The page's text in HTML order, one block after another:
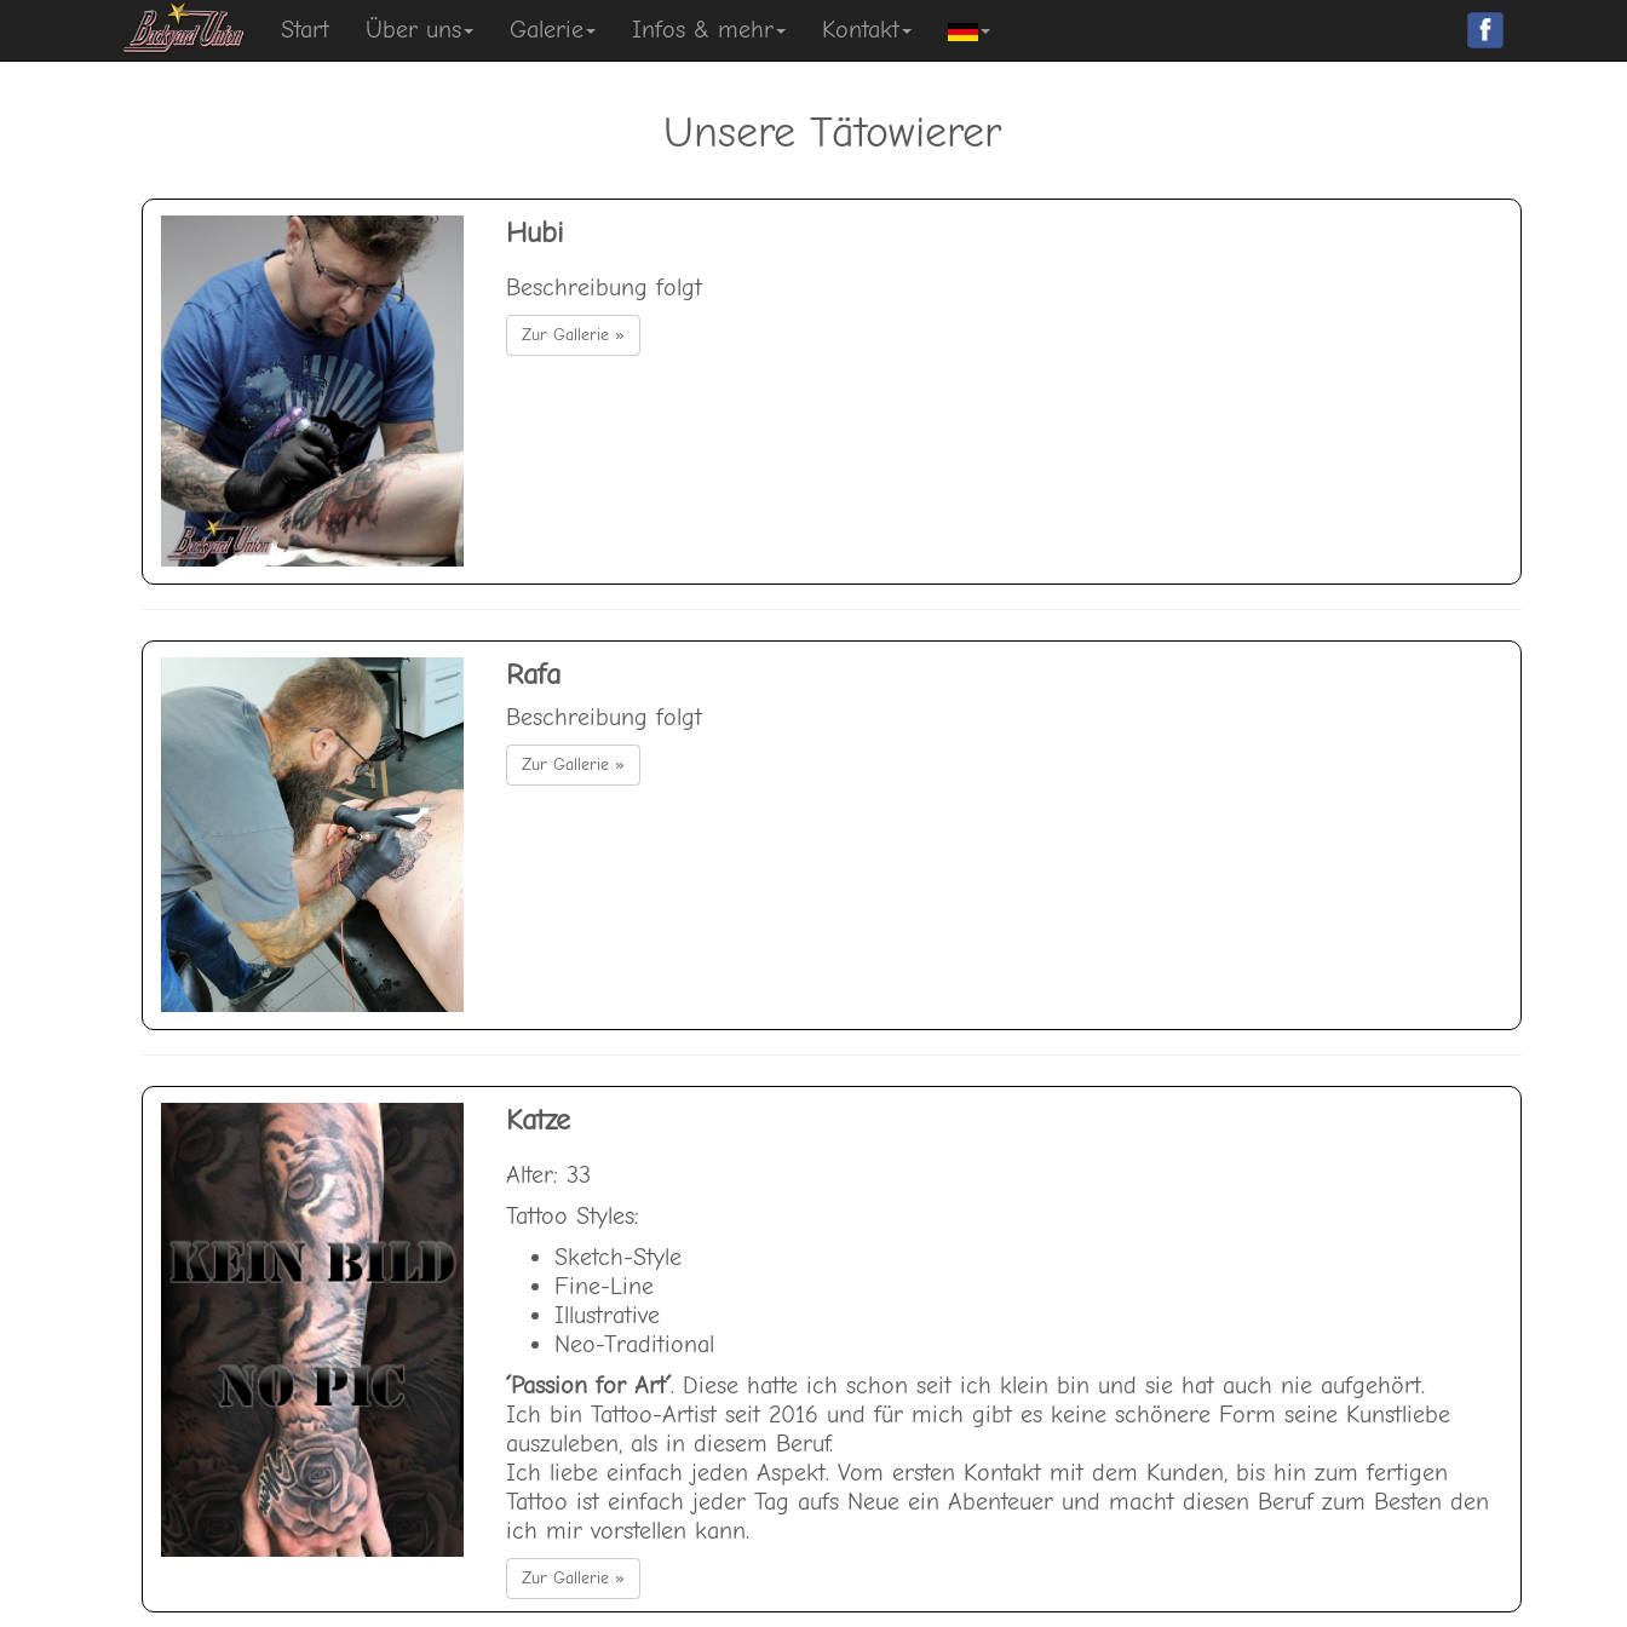
Start Über uns Galerie Infos & mehr Kontakt
Unsere Tätowierer
Hubi
Beschreibung folgt
Zur Gallerie »
Rafa
Beschreibung folgt
Zur Gallerie »
Katze
Alter: 33
Tattoo Styles:
Sketch-Style
Fine-Line
Illustrative
Neo-Traditional
´Passion for Art´. Diese hatte ich schon seit ich klein bin und sie hat auch nie aufgehört.
Ich bin Tattoo-Artist seit 2016 und für mich gibt es keine schönere Form seine Kunstliebe
auszuleben, als in diesem Beruf.
Ich liebe einfach jeden Aspekt. Vom ersten Kontakt mit dem Kunden, bis hin zum fertigen
Tattoo ist einfach jeder Tag aufs Neue ein Abenteuer und macht diesen Beruf zum Besten den
ich mir vorstellen kann.
Zur Gallerie »